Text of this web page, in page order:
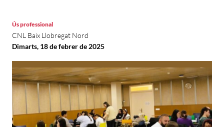
Ús professional
CNL Baix Llobregat Nord
Dimarts, 18 de febrer de 2025